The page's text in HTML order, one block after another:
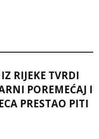
RIJEKE TVRDI
POREMEĆAJ I
PRESTAO PITI